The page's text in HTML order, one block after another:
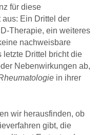
für diese
aus: Ein Drittel der
Therapie, ein weiteres
nachweisbare
letzte Drittel bricht die
Nebenwirkungen ab,
in ihrer
wir herausfinden, ob
gibt, die